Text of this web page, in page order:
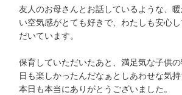
友人のお母さんとお話しているような、
い空気感がとても好きで、わたしも安心
だいています。
保育していただいたあと、満足気な子供
日も楽しかったんだなぁとしあわせな気持
本日も本当にありがとうございました。